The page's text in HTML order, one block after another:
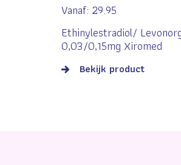
Vanaf: 29.95
Ethinylestradiol/
0,03/0,15mg Xiromed
Bekijk product